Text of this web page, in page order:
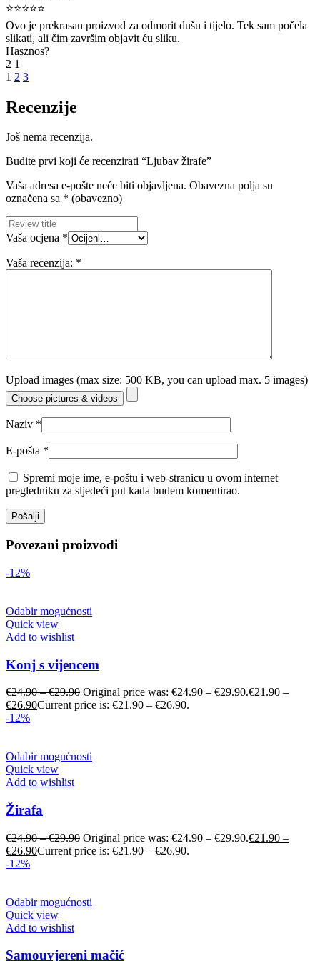
⭐⭐⭐⭐⭐
Ovo je prekrasan proizvod za odmorit dušu i tijelo. Tek sam počela
slikati, ali čim završim objavit ću sliku.
Hasznos?
2 1
1 2 3
Recenzije
Još nema recenzija.
Budite prvi koji će recenzirati “Ljubav žirafe”
Vaša adresa e-pošte neće biti objavljena. Obavezna polja su
označena sa * (obavezno)
Vaša ocjena *
Vaša recenzija: *
Upload images (max size: 500 KB, you can upload max. 5 images)
Choose pictures & videos
Naziv *
E-pošta *
Spremi moje ime, e-poštu i web-stranicu u ovom internet
pregledniku za sljedeći put kada budem komentirao.
Povezani proizvodi
-12%
Odabir mogućnosti
Quick view
Add to wishlist
Konj s vijencem
€24.90–€29.90 Original price was: €24.90 – €29.90.€21.90 –
€26.90Current price is: €21.90 – €26.90.
-12%
Odabir mogućnosti
Quick view
Add to wishlist
Žirafa
€24.90–€29.90 Original price was: €24.90 – €29.90.€21.90 –
€26.90Current price is: €21.90 – €26.90.
-12%
Odabir mogućnosti
Quick view
Add to wishlist
Samouvjereni mačić